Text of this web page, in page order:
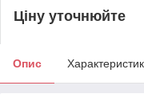
Ціну уточнюйте
Опис